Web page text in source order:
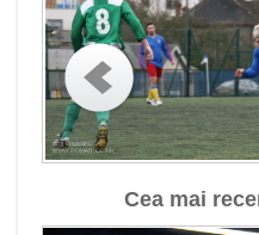
Cea mai